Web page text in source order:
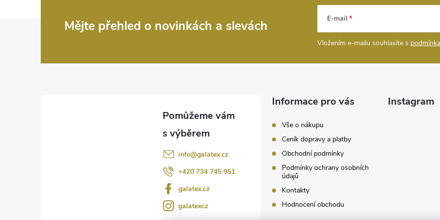
Mějte přehled o novinkách a slevách E-mail
Vložením e-mailu souhlasíte s
info@galatex.cz
+420 734 745 951
galatex.cz
galatexcz
Informace pro vás
Vše o nákupu
Ceník dopravy a platby
Obchodní podmínky
Podmínky ochrany osobních
údajů
Kontakty
Hodnocení obchodu
Instagram